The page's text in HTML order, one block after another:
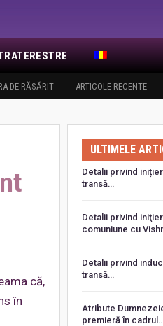
DE RĂSĂRIT ARTICOLE RECENTE
că,
în
ULTIMELE
Detalii privind
transă…
Detalii privind
comuniune cu
Detalii privind
transă…
Atribute
premieră în cadrul…